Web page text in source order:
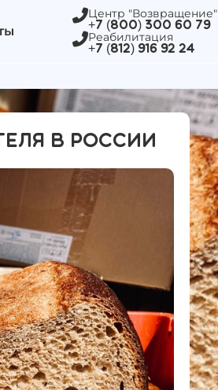
Центр "Возвращение"
+7 (800) 300 60 79
Реабилитация
+7 (812) 916 92 24
в России